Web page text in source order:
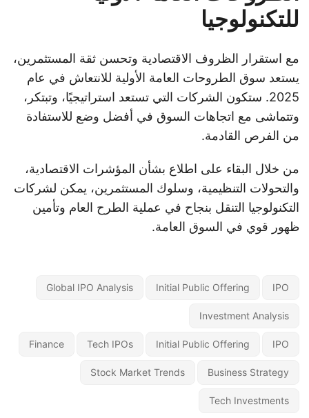
للتكنولوجيا
مع استقرار الظروف الاقتصادية وتحسن ثقة المستثمرين،
يستعد سوق الطروحات العامة الأولية للانتعاش في عام
2025. ستكون الشركات التي تستعد استراتيجيًا، وتبتكر،
وتتماشى مع اتجاهات السوق في أفضل وضع للاستفادة
من الفرص القادمة.
من خلال البقاء على اطلاع بشأن المؤشرات الاقتصادية،
والتحولات التنظيمية، وسلوك المستثمرين، يمكن لشركات
التكنولوجيا التنقل بنجاح في عملية الطرح العام وتأمين
ظهور قوي في السوق العامة.
IPO
Initial Public Offering
Global IPO Analysis
Investment Analysis
IPO
Initial Public Offering
Tech IPOs
Finance
Business Strategy
Stock Market Trends
Tech Investments